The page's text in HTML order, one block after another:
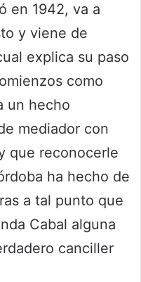
en 1942, va a
y viene de
explica su paso
como
un hecho
mediador con
que reconocerle
ha hecho de
a tal punto que
Cabal alguna
canciller